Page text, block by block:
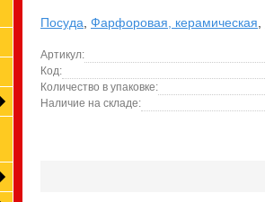
Посуда Фарфоровая, керамическая
Артикул:
Код:
Количество в упаковке:
Наличие на складе: